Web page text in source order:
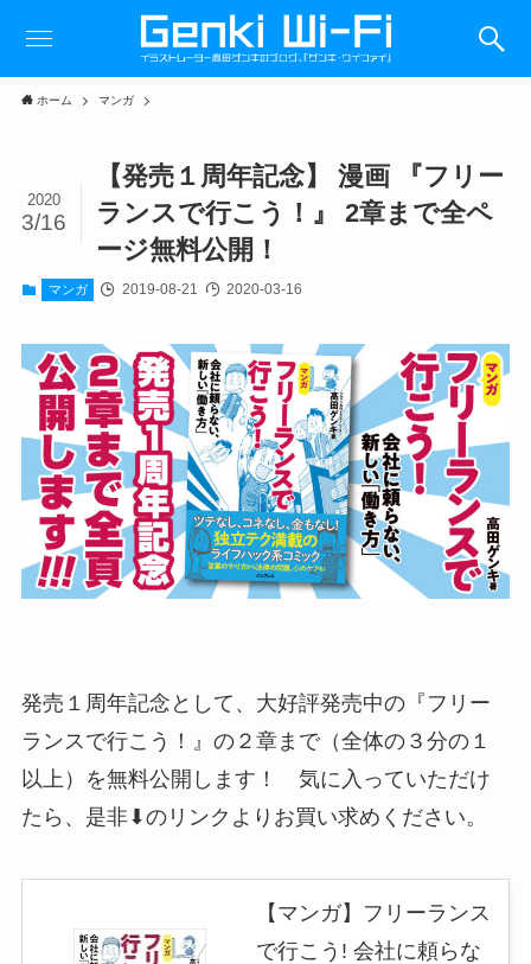
ホーム マンガ
【発売１周年記念】 漫画 『フリー
ランスで行こう！』 2章まで全ペ
ージ無料公開！
2020
3/16
マンガ 2019-08-21 2020-03-16
発売１周年記念として、大好評発売中の『フリー
ランスで行こう！』の２章まで（全体の３分の１
以上）を無料公開します！ 気に入っていただけ
たら、是非⬇のリンクよりお買い求めください。
【マンガ】フリーランス
で行こう! 会社に頼らな